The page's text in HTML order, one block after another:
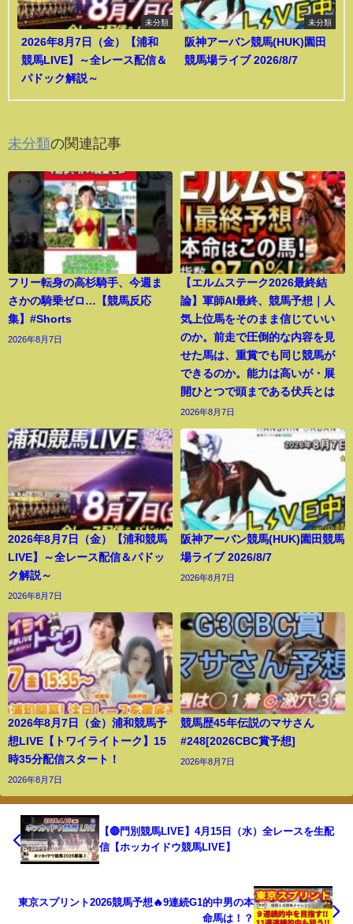
未分類
2026年8月7日（金）【浦和
競馬LIVE】～全レース配信＆
パドック解説～
未分類
阪神アーバン競馬(HUK)園田
競馬場ライブ 2026/8/7
未分類の関連記事
フリー転身の高杉騎手、今週ま
さかの騎乗ゼロ…【競馬反応
集】#Shorts
2026年8月7日
【エルムステーク2026最終結
論】軍師AI最終、競馬予想｜人
気上位馬をそのまま信じていい
のか。前走で圧倒的な内容を見
せた馬は、重賞でも同じ競馬が
できるのか。能力は高いが・展
開ひとつで頭まである伏兵とは
2026年8月7日
2026年8月7日（金）【浦和競馬
LIVE】～全レース配信＆パドッ
ク解説～
2026年8月7日
阪神アーバン競馬(HUK)園田競馬
場ライブ 2026/8/7
2026年8月7日
2026年8月7日（金）浦和競馬予
想LIVE【トワイライトーク】15
時35分配信スタート！
2026年8月7日
競馬歴45年伝説のマサさん
#248[2026CBC賞予想]
2026年8月7日
【🔴門別競馬LIVE】4月15日（水）全レースを生配
信【ホッカイドウ競馬LIVE】
東京スプリント2026競馬予想🔥9連続G1的中男の本
命馬は！？